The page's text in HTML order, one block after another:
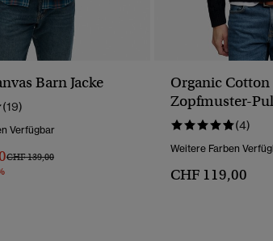
Barn Jacke
(19)
Verfügbar
Preis Wurde Reduziert Von
CHF 139,00Bis
Organic
Zopfmuster-
Reißverschluss
(4)
Weitere Farben
CHF 119,00